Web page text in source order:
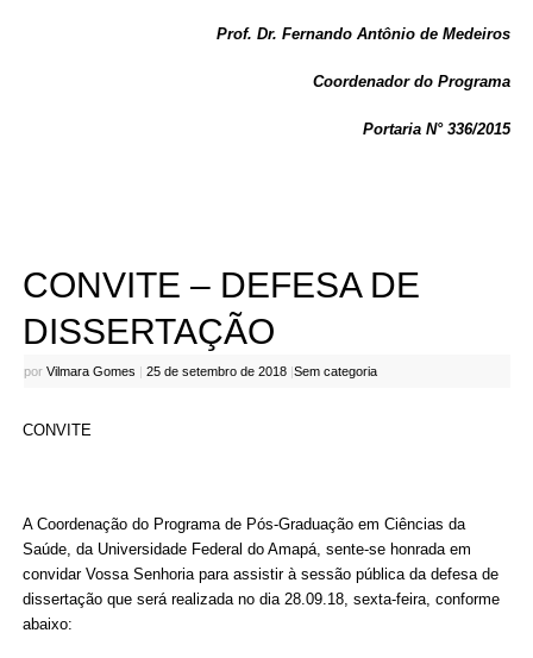
Prof. Dr. Fernando Antônio de Medeiros
Coordenador do Programa
Portaria N° 336/2015
CONVITE – DEFESA DE
DISSERTAÇÃO
por Vilmara Gomes 25 de setembro de 2018 Sem categoria
CONVITE
A Coordenação do Programa de Pós-Graduação em Ciências da
Saúde, da Universidade Federal do Amapá, sente-se honrada em
convidar Vossa Senhoria para assistir à sessão pública da defesa de
dissertação que será realizada no dia 28.09.18, sexta-feira, conforme
abaixo: